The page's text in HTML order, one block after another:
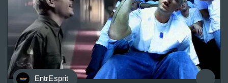
EntrEsprit